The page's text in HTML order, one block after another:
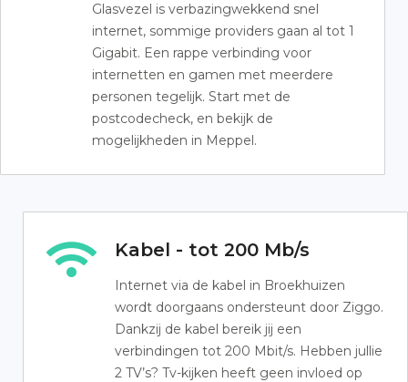
Glasvezel is verbazingwekkend snel
internet, sommige providers gaan al tot 1
Gigabit. Een rappe verbinding voor
internetten en gamen met meerdere
personen tegelijk. Start met de
postcodecheck, en bekijk de
mogelijkheden in Meppel.
Kabel - tot 200 Mb/s
Internet via de kabel in Broekhuizen
wordt doorgaans ondersteunt door Ziggo.
Dankzij de kabel bereik jij een
verbindingen tot 200 Mbit/s. Hebben jullie
2 TV’s? Tv-kijken heeft geen invloed op